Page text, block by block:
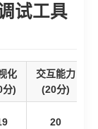
试工具
化
分)
交互能力
(20分)
20